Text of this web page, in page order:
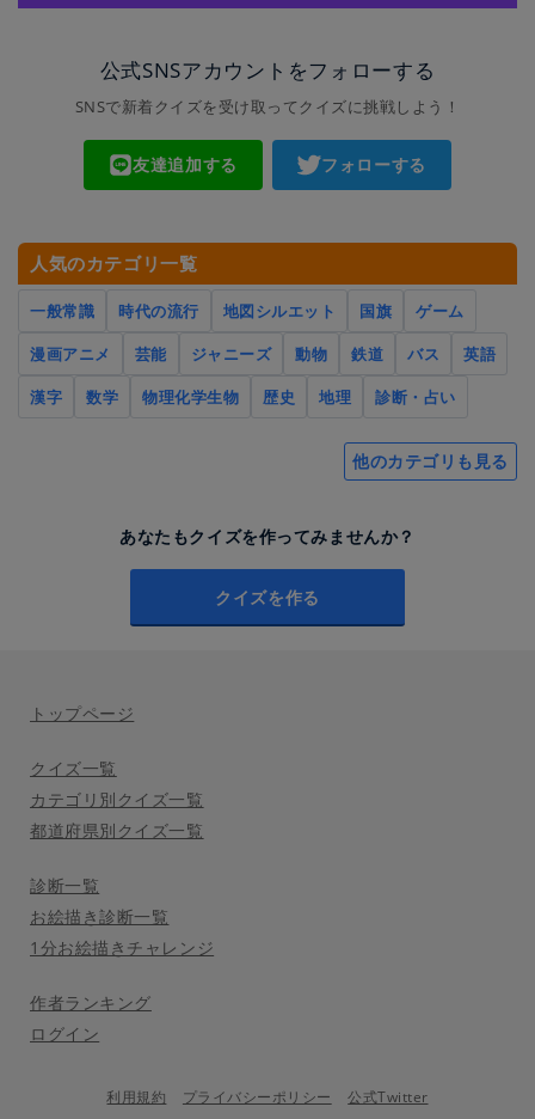
公式SNSアカウントをフォローする
SNSで新着クイズを受け取ってクイズに挑戦しよう！
友達追加する フォローする
人気のカテゴリ一覧
一般常識 時代の流行 地図シルエット 国旗
ゲーム
漫画アニメ
芸能 ジャニーズ 動物 鉄道 バス
英語
漢字
数学 物理化学生物 歴史 地理 診断・占い
他のカテゴリも見る
あなたもクイズを作ってみませんか？
クイズを作る
トップページ
クイズ一覧
カテゴリ別クイズ一覧
都道府県別クイズ一覧
診断一覧
お絵描き診断一覧
1分お絵描きチャレンジ
作者ランキング
ログイン
利用規約 プライバシーポリシー 公式Twitter